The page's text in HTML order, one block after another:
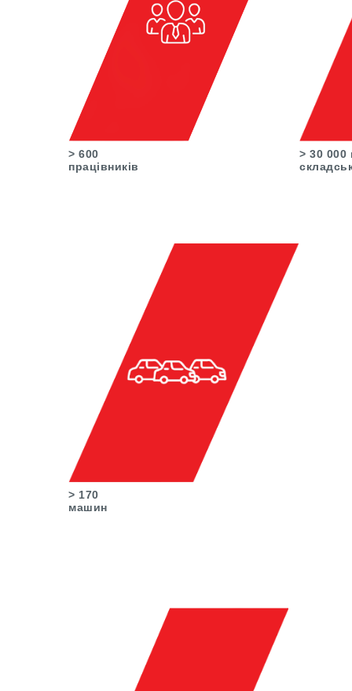
> 600
працівників
> 30 000
> 170
машин